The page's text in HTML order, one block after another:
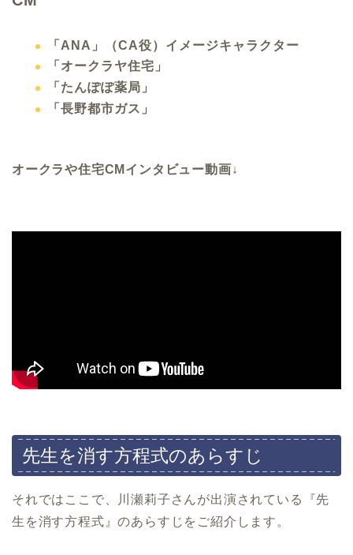
「ANA」（CA役）イメージキャラクター
「オークラヤ住宅」
「たんぽぽ薬局」
「長野都市ガス」
オークラや住宅CMインタビュー動画↓
先生を消す方程式のあらすじ
それではここで、川瀬莉子さんが出演されている『先
生を消す方程式』のあらすじをご紹介します。